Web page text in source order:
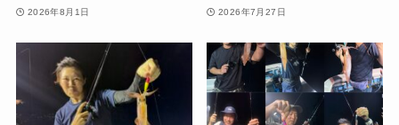
2026年8月1日 2026年7月27日